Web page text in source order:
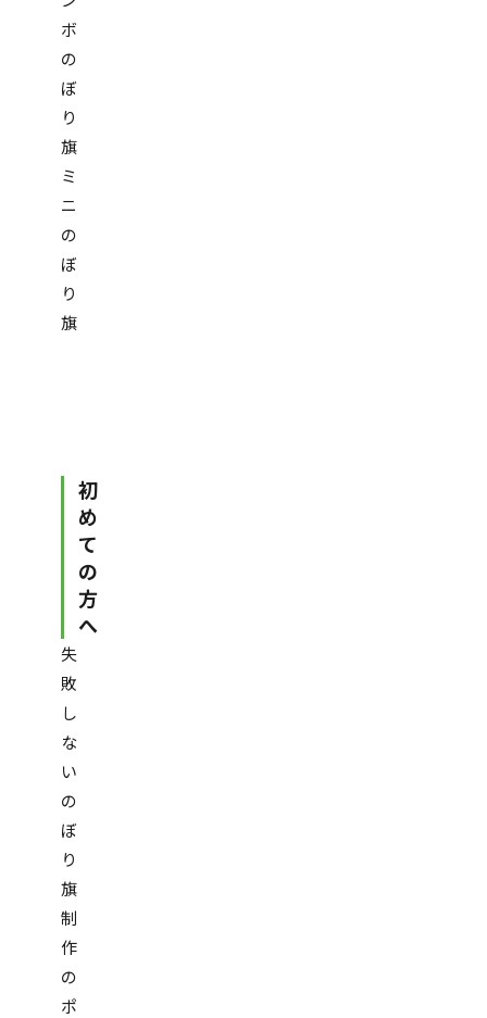
ボ
の
ぼ
り
旗
ミ
ニ
の
ぼ
り
旗
初
め
て
の
方
へ
失
敗
し
な
い
の
ぼ
り
旗
制
作
の
ポ